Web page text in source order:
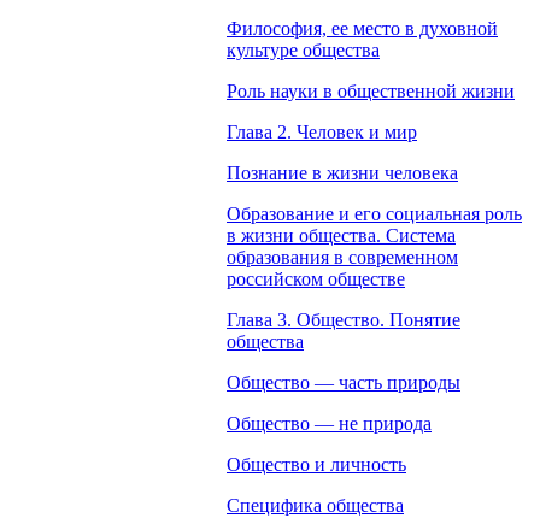
Философия, ее место в духовной
культуре общества
Роль науки в общественной жизни
Глава 2. Человек и мир
Познание в жизни человека
Образование и его социальная роль
в жизни общества. Система
образования в современном
российском обществе
Глава 3. Общество. Понятие
общества
Общество — часть природы
Общество — не природа
Общество и личность
Специфика общества